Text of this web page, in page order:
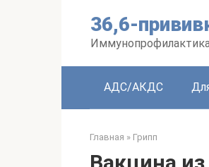
36,6-
АДС/АКДС
Главная » Грипп